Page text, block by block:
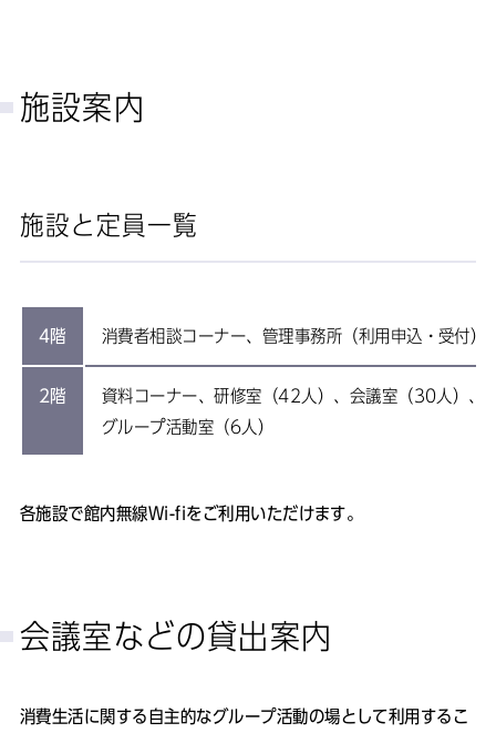
施設案内
施設と定員一覧
4階 消費者相談コーナー、管理事務所（利用申込・受付）
2階
資料コーナー、研修室（42人）、会議室（30人）、
グループ活動室（6人）
各施設で館内無線Wi-fiをご利用いただけます。
会議室などの貸出案内
消費生活に関する自主的なグループ活動の場として利用するこ